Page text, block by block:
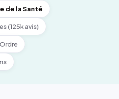
de la Santé
(125k avis)